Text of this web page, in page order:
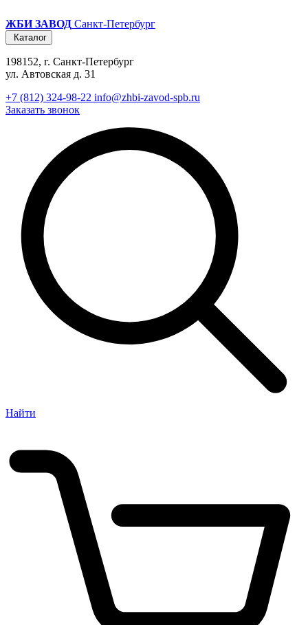
ЖБИ ЗАВОД Санкт-Петербург
Каталог
198152, г. Санкт-Петербург
ул. Автовская д. 31
+7 (812) 324-98-22 info@zhbi-zavod-spb.ru
Заказать звонок
Найти